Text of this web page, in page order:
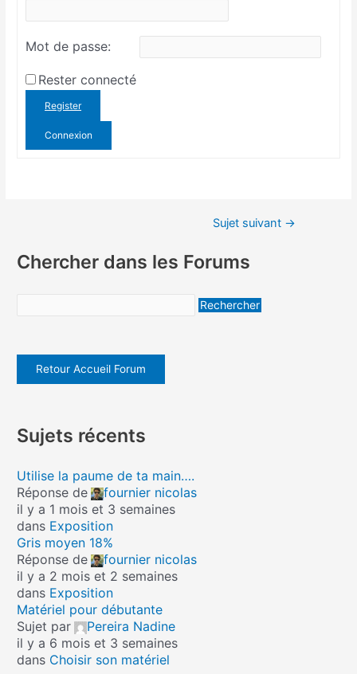
Mot de passe:
Rester connecté
Register
Connexion
Sujet suivant →
Chercher dans les Forums
Retour Accueil Forum
Sujets récents
Utilise la paume de ta main….
Réponse de
fournier nicolas
il y a 1 mois et 3 semaines
dans Exposition
Gris moyen 18%
Réponse de
fournier nicolas
il y a 2 mois et 2 semaines
dans Exposition
Matériel pour débutante
Sujet par
Pereira Nadine
il y a 6 mois et 3 semaines
dans Choisir son matériel